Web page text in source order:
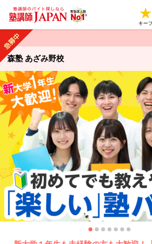
キー
森塾 あざみ野校